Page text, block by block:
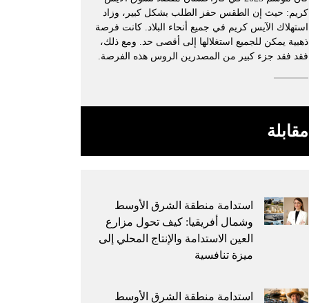
كريم: حيث إن الطقس حفز الطلب بشكل كبير، وزاد
استهلاك الآيس كريم في جميع أنحاء البلاد. كانت فرصة
ذهبية يمكن للجميع استغلالها إلى أقصى حد. ومع ذلك،
فقد فقد جزء كبير من المصدرين الروس هذه الفرصة.
مقابلة
استدامة منطقة الشرق الأوسط
وشمال أفريقيا: كيف تحول مزارع
العين الاستدامة والإنتاج المحلي إلى
ميزة تنافسية
استدامة منطقة الشرق الأوسط